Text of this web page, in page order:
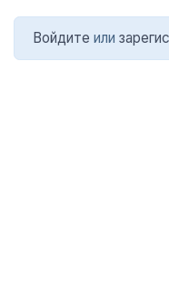
Войдите или